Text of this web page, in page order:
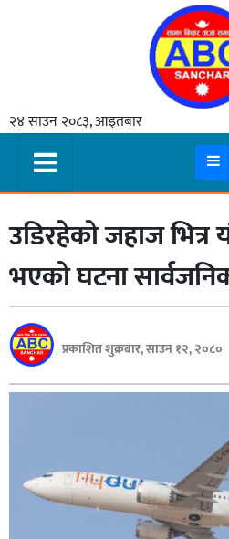
२४ साउन २०८३, आइतबार
समाचार
मुख्य
समाचार
कुटनीती
अर्थ
रसरङ्ग
यौन/
स्वास्थ्य
भिडियो
पत्रपत्रिका
उडिरहेको जहाज भित्र
भएको घटना
प्रकाशित शुक्रबार, साउन १२, २०८०